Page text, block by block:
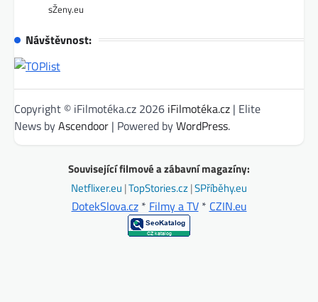
sŽeny.eu
Návštěvnost:
Copyright © iFilmotéka.cz 2026 iFilmotéka.cz | Elite
News byAscendoor | Powered byWordPress.
Související filmové a zábavní magazíny:
Netflixer.eu |TopStories.cz|SPříběhy.eu
DotekSlova.cz* Filmy a TV* CZIN.eu